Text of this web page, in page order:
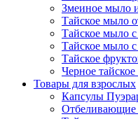
Змеиное мыло
Тайское мыло
Тайское мыло
Тайское мыло
Тайское
Черное
Товары для взрослых
Капсулы
Отбеливающие